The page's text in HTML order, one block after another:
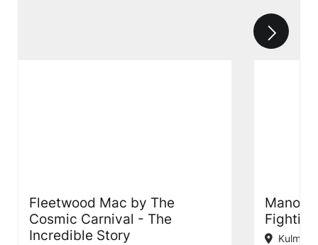
Fleetwood Mac by The
Cosmic Carnival - The
Incredible Story